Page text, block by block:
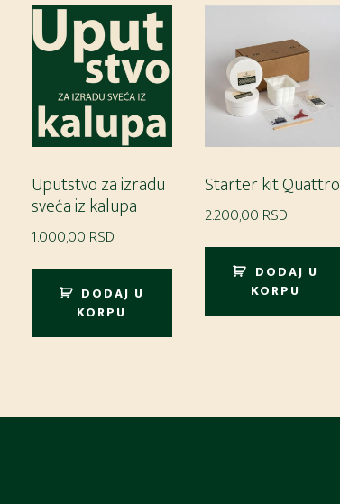
Uputstvo za izradu
sveća iz kalupa
1.000,00 RSD
DODAJ U
KORPU
Starter kit Quattro
2.200,00 RSD
DODAJ U
KORPU